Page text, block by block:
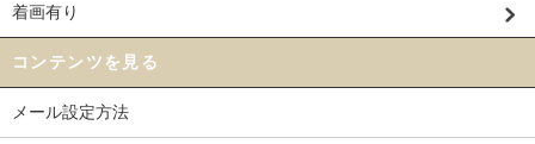
着画有り
コンテンツを見る
メール設定方法